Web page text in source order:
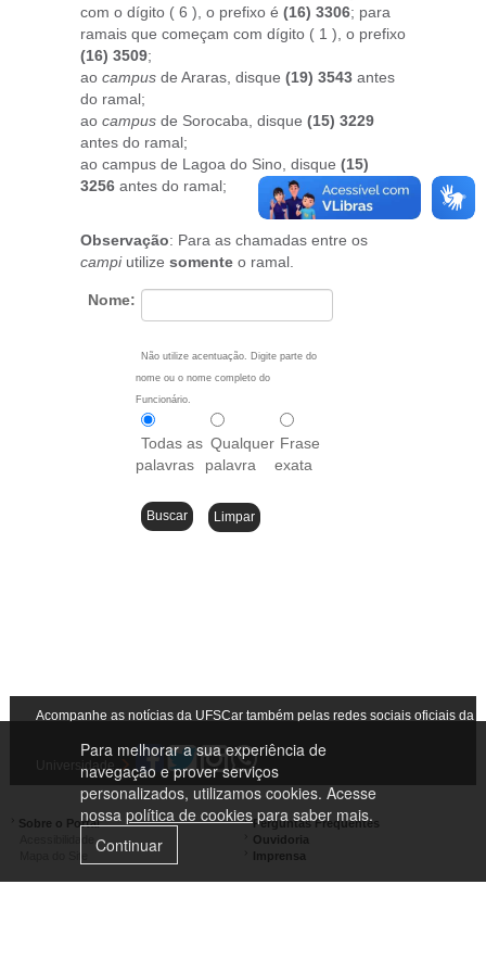
Para melhorar a sua experiência de
navegação e prover serviços
personalizados, utilizamos cookies. Acesse
nossa política de cookiespara saber mais.
Continuar
com o dígito ( 6 ), o prefixo é (16) 3306; para
ramais que começam com dígito ( 1 ), o prefixo
(16) 3509;
ao campus de Araras, disque (19) 3543 antes
do ramal;
ao campus de Sorocaba, disque (15) 3229
antes do ramal;
ao campus de Lagoa do Sino, disque (15)
3256 antes do ramal;
Observação: Para as chamadas entre os
campiutilize somente o ramal.
Nome:
Não utilize acentuação. Digite parte do
nome ou o nome completo do
Funcionário.
Todas as
palavras
Qualquer
palavra
Frase
exata
Acompanhe as notícias da UFSCar também pelas redes sociais oficiais da
Universidade
Sobre o Portal
Perguntas Frequentes
Ouvidoria
Imprensa